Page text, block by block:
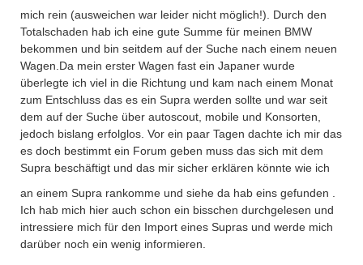
mich rein (ausweichen war leider nicht möglich!). Durch den
Totalschaden hab ich eine gute Summe für meinen BMW
bekommen und bin seitdem auf der Suche nach einem neuen
Wagen.Da mein erster Wagen fast ein Japaner wurde
überlegte ich viel in die Richtung und kam nach einem Monat
zum Entschluss das es ein Supra werden sollte und war seit
dem auf der Suche über autoscout, mobile und Konsorten,
jedoch bislang erfolglos. Vor ein paar Tagen dachte ich mir das
es doch bestimmt ein Forum geben muss das sich mit dem
Supra beschäftigt und das mir sicher erklären könnte wie ich
an einem Supra rankomme und siehe da hab eins gefunden
Ich hab mich hier auch schon ein bisschen durchgelesen und
intressiere mich für den Import eines Supras und werde mich
darüber noch ein wenig informieren.